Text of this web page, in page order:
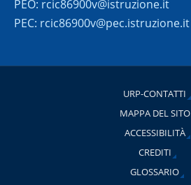
PEO: rcic86900v@istruzione.it
PEC: rcic86900v@pec.istruzione.it
URP-CONTATTI
MAPPA DEL SITO
ACCESSIBILITÀ
CREDITI
GLOSSARIO